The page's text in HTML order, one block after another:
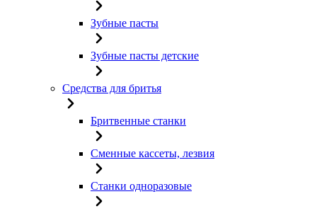
Зубные пасты
Зубные пасты детские
Средства для бритья
Бритвенные станки
Сменные кассеты, лезвия
Станки одноразовые